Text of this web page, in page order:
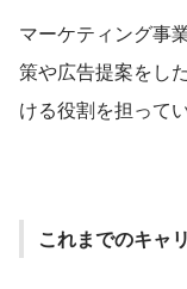
マーケティング事
策や広告提案をし
ける役割を担ってい
これまでのキャ